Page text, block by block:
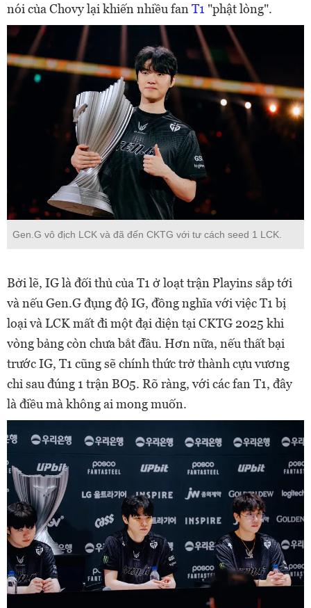
nói của Chovy lại khiến nhiều fan T1 "phật lòng".
Gen.G vô địch LCK và đã đến CKTG với tư cách seed 1 LCK.
Bởi lẽ, IG là đối thủ của T1 ở loạt trận Playins sắp tới
và nếu Gen.G đụng độ IG, đồng nghĩa với việc T1 bị
loại và LCK mất đi một đại diện tại CKTG 2025 khi
vòng bảng còn chưa bắt đầu. Hơn nữa, nếu thất bại
trước IG, T1 cũng sẽ chính thức trở thành cựu vương
chỉ sau đúng 1 trận BO5. Rõ ràng, với các fan T1, đây
là điều mà không ai mong muốn.